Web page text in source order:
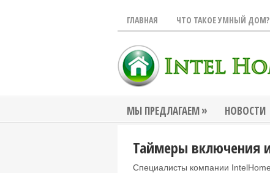
ГЛАВНАЯ ЧТО ТАКОЕ УМНЫЙ ДОМ?
МЫ ПРЕДЛАГАЕМ» НОВОСТИ
Таймеры включения
Специалисты компании